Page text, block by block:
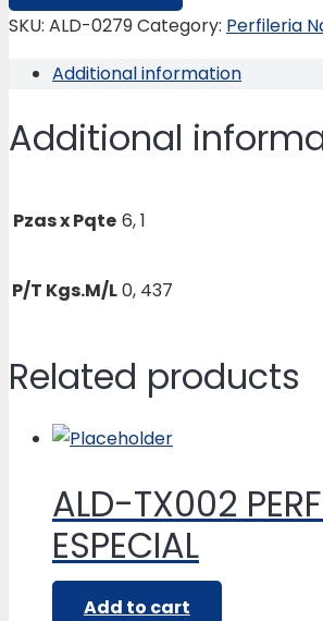
¼
1/8
SKU: ALD-0279Category: Perfileria
Additional information
Additional
Pzas x Pqte 6, 1
P/T Kgs.M/L0, 437
Related products
ALD-TX002
ESPECIAL
Add to cart